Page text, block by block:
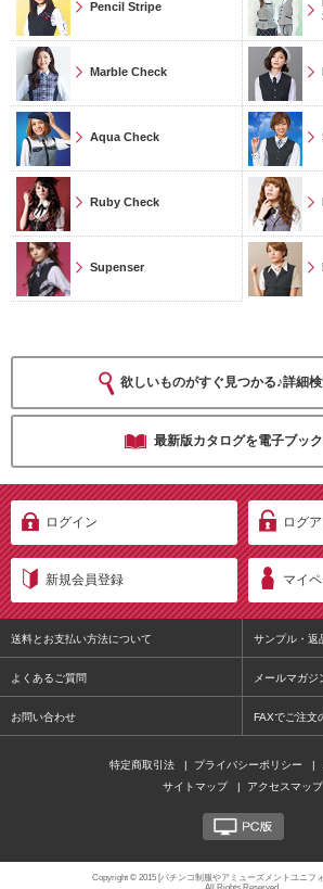
Pencil Stripe
Marble Check
Aqua Check
Ruby Check
Supenser
欲しいものがすぐ見つかる♪詳細
最新版カタログを電子ブッ
ログイン ログ
新規会員登録 マイ
送料とお支払い方法について サンプル・返
よくあるご質問 メールマガジ
お問い合わせ FAXでご注文
特定商取引法 | プライバシーポリシー |
サイトマップ
| アクセスマップ
Copyright © 2015 [パチンコ制服やアミューズメントユニフ